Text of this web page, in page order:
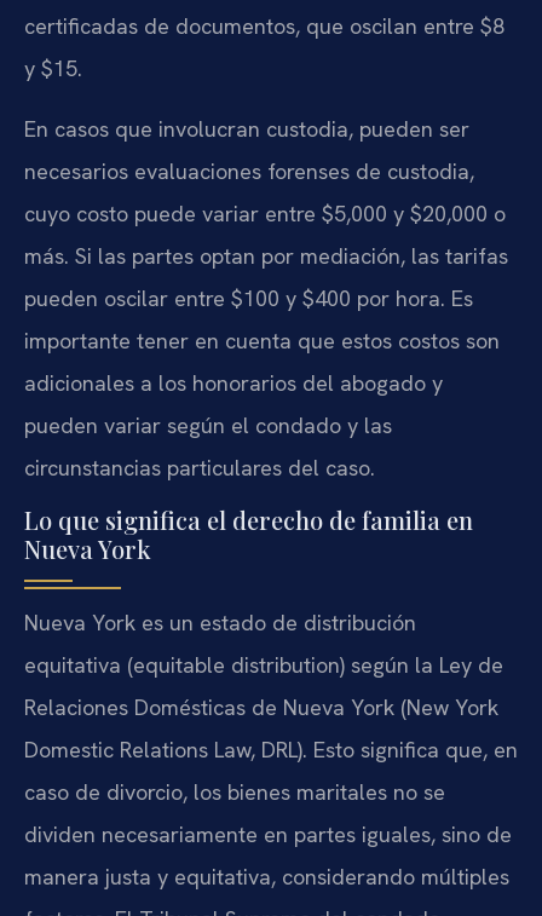
certificadas de documentos, que oscilan entre $8
y $15.
En casos que involucran custodia, pueden ser
necesarios evaluaciones forenses de custodia,
cuyo costo puede variar entre $5,000 y $20,000 o
más. Si las partes optan por mediación, las tarifas
pueden oscilar entre $100 y $400 por hora. Es
importante tener en cuenta que estos costos son
adicionales a los honorarios del abogado y
pueden variar según el condado y las
circunstancias particulares del caso.
Lo que significa el derecho de familia en
Nueva York
Nueva York es un estado de distribución
equitativa (equitable distribution) según la Ley de
Relaciones Domésticas de Nueva York (New York
Domestic Relations Law, DRL). Esto significa que, en
caso de divorcio, los bienes maritales no se
dividen necesariamente en partes iguales, sino de
manera justa y equitativa, considerando múltiples